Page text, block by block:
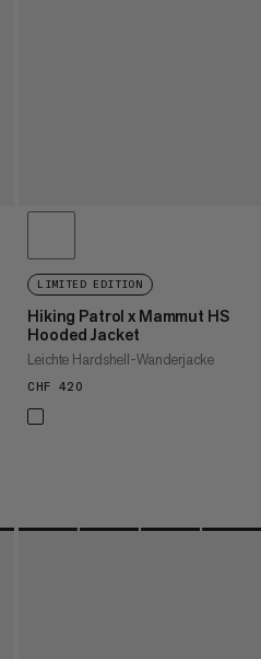
LIMITED EDITION
Hiking Patrol x Mammut HS
Hooded Jacket
Leichte Hardshell-Wanderjacke
CHF 420